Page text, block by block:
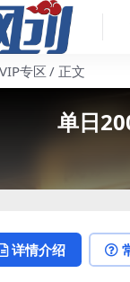
VIP专区 正文
单日
详情介绍